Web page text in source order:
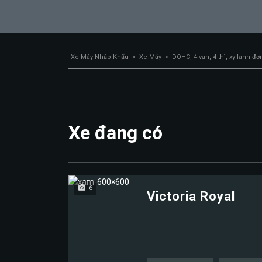
Xe Máy Nhập Khẩu > Xe Máy > DOHC, 4-van, 4 thì, xy lanh
Xe đang có
6
Victoria Royal